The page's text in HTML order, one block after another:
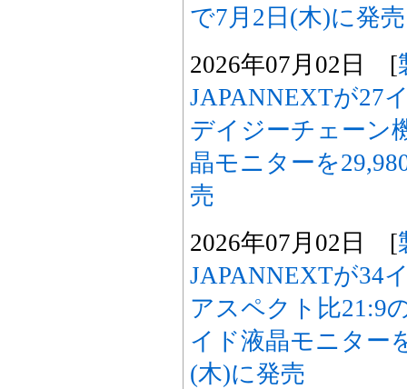
で7月2日(木)に発売
2026年07月02日 [
JAPANNEXTが27
デイジーチェーン
晶モニターを
売
2026年07月02日 [
JAPANNEXTが34
アスペクト比21:9
イド液晶モニター
(木)に発売